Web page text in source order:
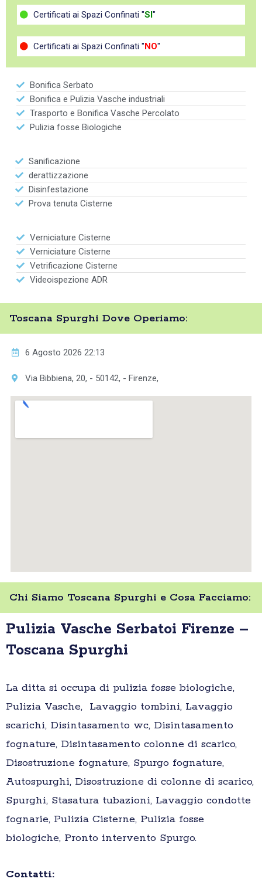
Certificati ai Spazi Confinati "SI "
Certificati ai Spazi Confinati " NO"
Bonifica Serbato
Bonifica e Pulizia Vasche industriali
Trasporto e Bonifica Vasche Percolato
Pulizia fosse Biologiche
Sanificazione
derattizzazione
Disinfestazione
Prova tenuta Cisterne
Verniciature Cisterne
Verniciature Cisterne
Vetrificazione Cisterne
Videoispezione ADR
Toscana Spurghi Dove Operiamo:
6 Agosto 2026 22:13
Via Bibbiena, 20, - 50142, - Firenze,
Chi Siamo Toscana Spurghi e Cosa Facciamo:
Pulizia Vasche Serbatoi Firenze –
Toscana Spurghi
La ditta si occupa di pulizia fosse biologiche,
Pulizia Vasche, Lavaggio tombini, Lavaggio
scarichi, Disintasamento wc, Disintasamento
fognature, Disintasamento colonne di scarico,
Disostruzione fognature, Spurgo fognature,
Autospurghi, Disostruzione di colonne di scarico,
Spurghi, Stasatura tubazioni, Lavaggio condotte
fognarie, Pulizia Cisterne, Pulizia fosse
biologiche, Pronto intervento Spurgo.
Contatti: